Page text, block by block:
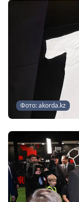
Фото: akorda.kz